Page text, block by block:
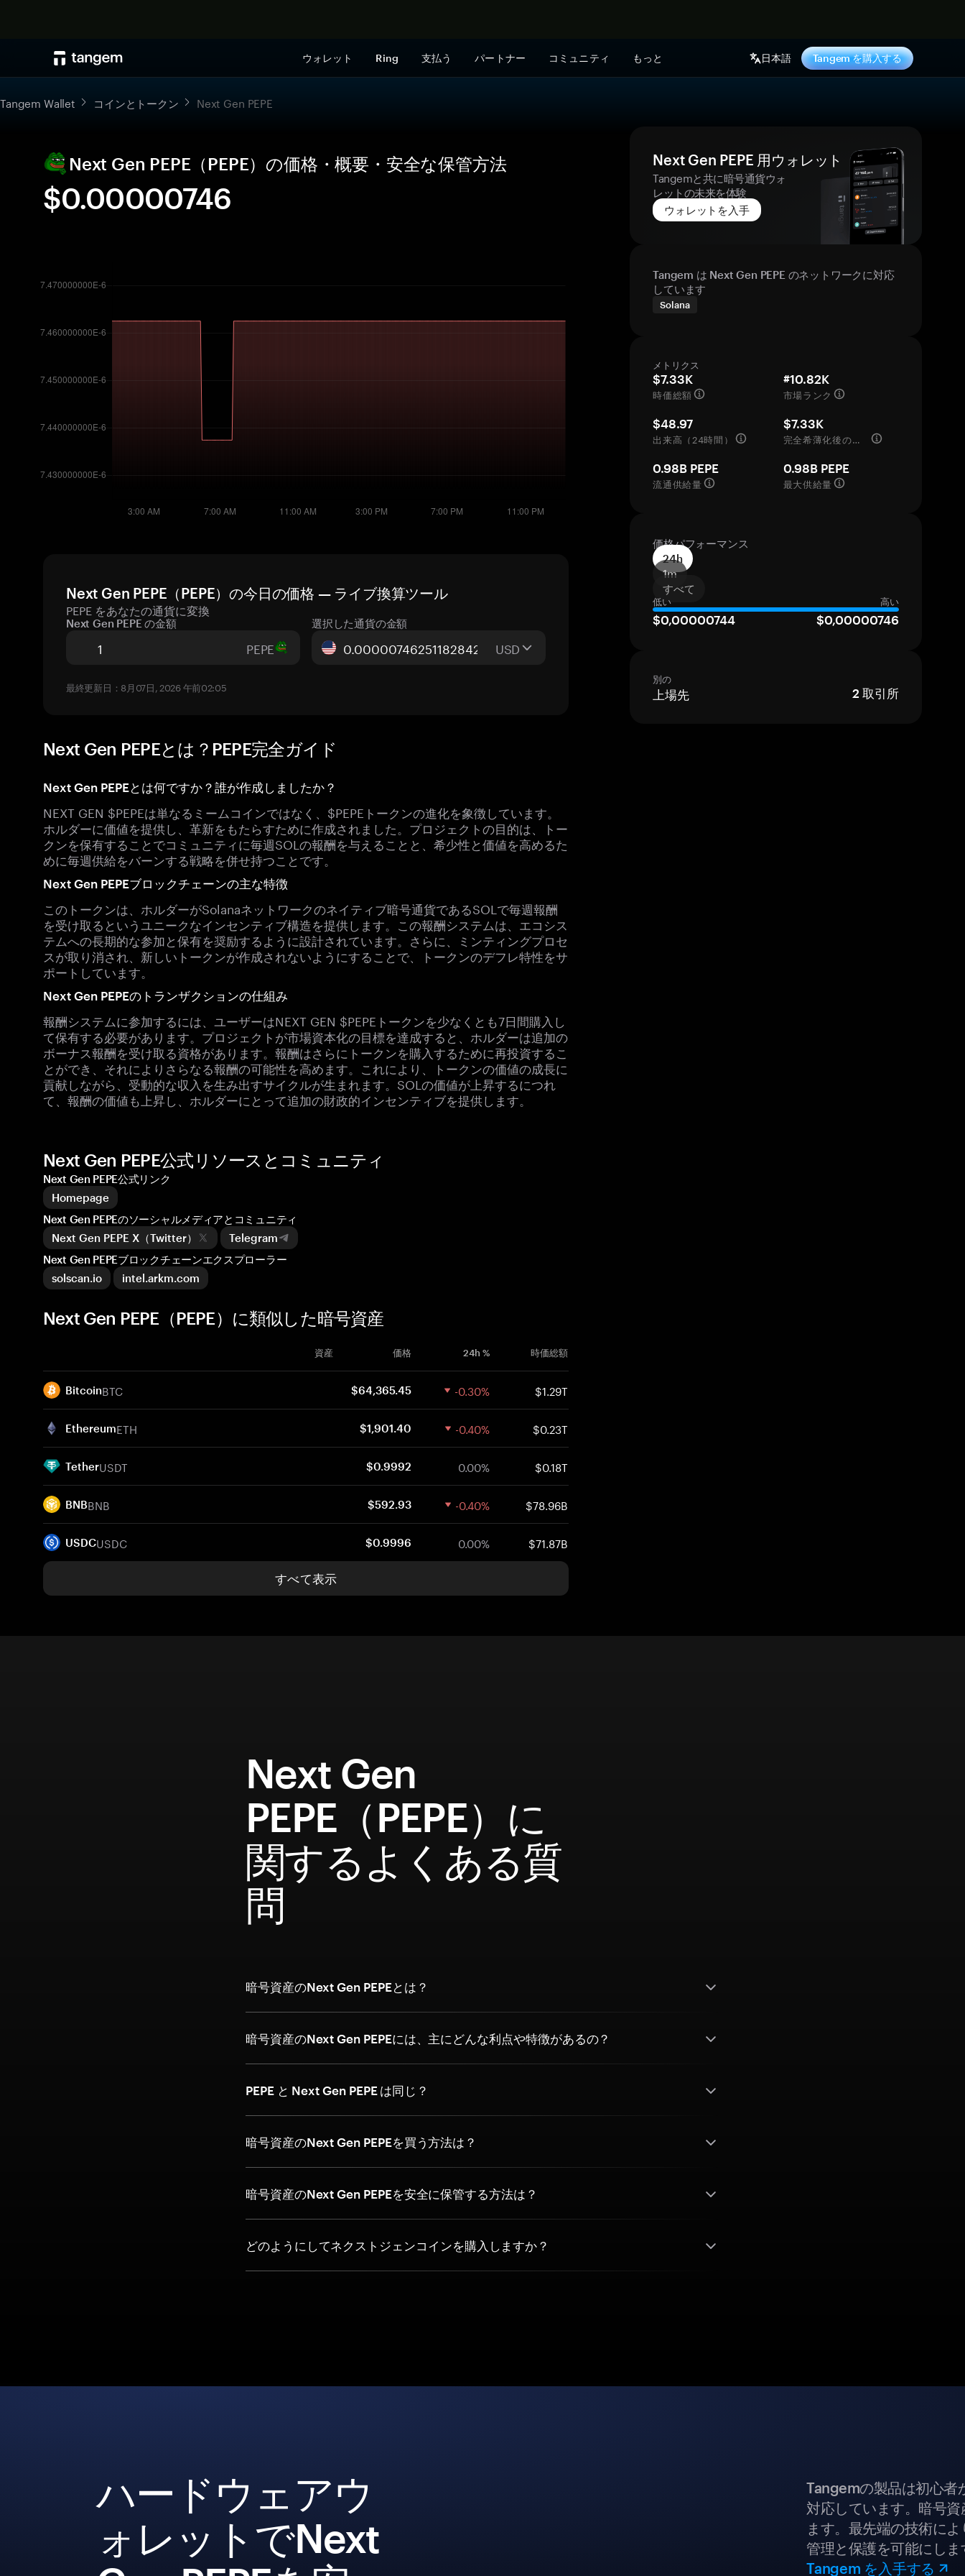
ウォレット Ring 支払う パートナー コミュニティ もっと 日本語 Tangem を購入する
Tangem Wallet コインとトークン Next Gen PEPE
Next Gen PEPE（PEPE）の価格・概要・安全な保管方法
$0.00000746
Next Gen PEPE（PEPE）の今日の価格 — ライブ換算ツール
PEPE をあなたの通貨に変換
Next Gen PEPE の金額
PEPE
選択した通貨の金額
USD
最終更新日：8月07日, 2026 午前02:05
Next Gen PEPEとは？PEPE完全ガイド
Next Gen PEPEとは何ですか？誰が作成しましたか？
NEXT GEN $PEPEは単なるミームコインではなく、$PEPEトークンの進化を象徴しています。
ホルダーに価値を提供し、革新をもたらすために作成されました。プロジェクトの目的は、トー
クンを保有することでコミュニティに毎週SOLの報酬を与えることと、希少性と価値を高めるた
めに毎週供給をバーンする戦略を併せ持つことです。
Next Gen PEPEブロックチェーンの主な特徴
このトークンは、ホルダーがSolanaネットワークのネイティブ暗号通貨であるSOLで毎週報酬
を受け取るというユニークなインセンティブ構造を提供します。この報酬システムは、エコシス
テムへの長期的な参加と保有を奨励するように設計されています。さらに、ミンティングプロセ
スが取り消され、新しいトークンが作成されないようにすることで、トークンのデフレ特性をサ
ポートしています。
Next Gen PEPEのトランザクションの仕組み
報酬システムに参加するには、ユーザーはNEXT GEN $PEPEトークンを少なくとも7日間購入し
て保有する必要があります。プロジェクトが市場資本化の目標を達成すると、ホルダーは追加の
ボーナス報酬を受け取る資格があります。報酬はさらにトークンを購入するために再投資するこ
とができ、それによりさらなる報酬の可能性を高めます。これにより、トークンの価値の成長に
貢献しながら、受動的な収入を生み出すサイクルが生まれます。SOLの価値が上昇するにつれ
て、報酬の価値も上昇し、ホルダーにとって追加の財政的インセンティブを提供します。
Next Gen PEPE 用ウォレット
Tangemと共に暗号通貨ウォ
レットの未来を体験
ウォレットを入手
Tangem は Next Gen PEPE のネットワークに対応
しています
Solana
メトリクス
$7.33K
時価総額
#10.82K
市場ランク
$48.97
出来高（24時間）
$7.33K
完全希薄化後の評価額
0.98B PEPE
流通供給量
0.98B PEPE
最大供給量
価格パフォーマンス
24h
1m
すべて
低い 高い
$0,00000744 $0,00000746
別の
上場先 2 取引所
Next Gen PEPE公式リソースとコミュニティ
Next Gen PEPE公式リンク
Homepage
Next Gen PEPEのソーシャルメディアとコミュニティ
Next Gen PEPE X（Twitter）
Telegram
Next Gen PEPEブロックチェーンエクスプローラー
solscan.io
intel.arkm.com
Next Gen PEPE（PEPE）に類似した暗号資産
資産 価格 24h % 時価総額
BitcoinBTC $64,365.45 -0.30% $1.29T
EthereumETH $1,901.40 -0.40% $0.23T
TetherUSDT $0.9992 0.00% $0.18T
BNBBNB $592.93 -0.40% $78.96B
USDCUSDC $0.9996 0.00% $71.87B
すべて表示
Next Gen
PEPE（PEPE）に
関するよくある質
問
暗号資産のNext Gen PEPEとは？
暗号資産のNext Gen PEPEには、主にどんな利点や特徴があるの？
PEPE と Next Gen PEPE は同じ？
暗号資産のNext Gen PEPEを買う方法は？
暗号資産のNext Gen PEPEを安全に保管する方法は？
どのようにしてネクストジェンコインを購入しますか？
ハードウェアウ
ォレットでNext
Tangemの製品は初心者
対応しています。暗号
ます。最先端の技術に
管理と保護を可能にしま
Tangem を入手する